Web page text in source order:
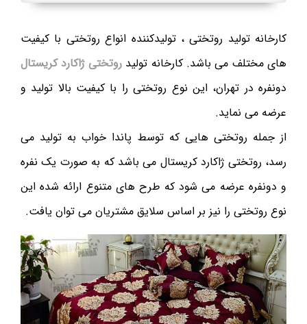
کارخانه تولید روتختی ، تولیدکننده انواع روتختی با کیفیت
های مختلف می باشد. کارخانه تولیدروتختی ژاکارد کریستال
دونفره در تهران، این نوع روتختی را با کیفیت بالا تولید و
عرضه می نماید.
از جمله روتختی هایی که توسط پاندا خواب به تولید می
رسد، روتختی ژاکارد کریستال می باشد که به صورت یک نفره
و دونفره عرضه می شود که طرح های متنوع ارائه شده این
نوع روتختی را نیز بر اساس سلایق مشتریان می توان یافت.